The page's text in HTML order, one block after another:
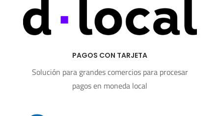
PAGOS CON TARJETA
Solución para grandes comercios para procesar
pagos en moneda local